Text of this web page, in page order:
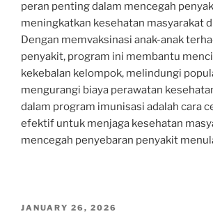
peran penting dalam mencegah
meningkatkan kesehatan masyarakat
Dengan memvaksinasi anak-anak
penyakit, program ini membantu
kekebalan kelompok, melindungi
mengurangi biaya perawatan
dalam program imunisasi adalah cara
efektif untuk menjaga kesehatan
mencegah penyebaran penyakit
POSTED
JANUARY 26, 2026